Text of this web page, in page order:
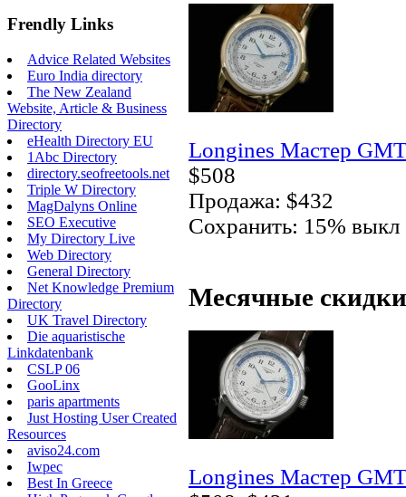
Frendly Links
Advice Related Websites
Euro India directory
The New Zealand
Website, Article & Business
Directory
eHealth Directory EU
1Abc Directory
directory.seofreetools.net
Triple W Directory
MagDalyns Online
SEO Executive
My Directory Live
Web Directory
General Directory
Net Knowledge Premium
Directory
UK Travel Directory
Die aquaristische
Linkdatenbank
CSLP 06
GooLinx
paris apartments
Just Hosting User Created
Resources
aviso24.com
Iwpec
Best In Greece
Longines Мастер
$508
Продажа: $432
Сохранить: 15% выкл
Месячные
Longines Мастер